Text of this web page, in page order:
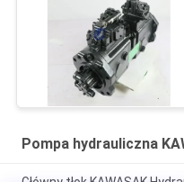
Pompa hydrauliczna